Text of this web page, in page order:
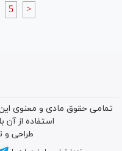
5 >
تمامی حقوق مادی و معنوی
استفاده از آن
طراحی و